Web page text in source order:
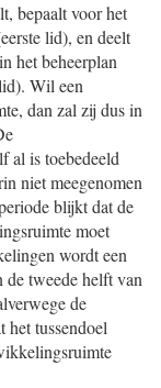
bepaalt voor het
lid), en deelt
het beheerplan
Wil een
dan zal zij dus in
al is toebedeeld
niet meegenomen
blijkt dat de
moet
wordt een
de tweede helft van
de
het tussendoel